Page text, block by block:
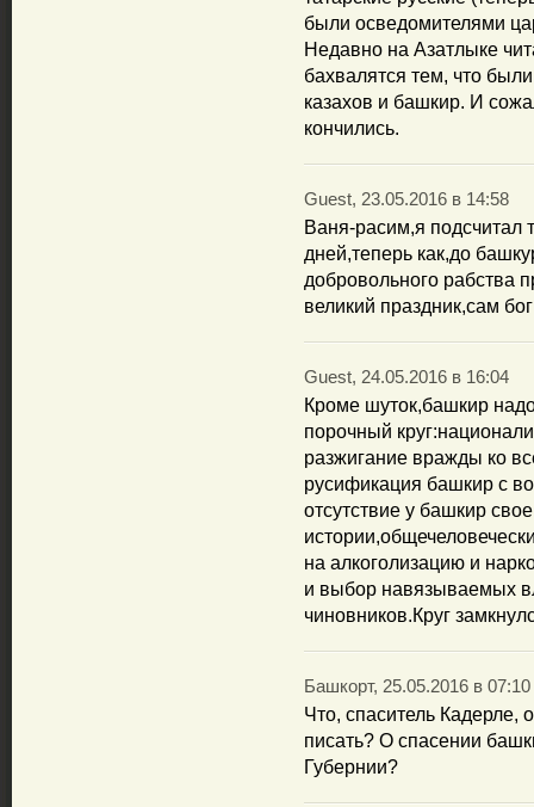
были осведомителями
Недавно на Азатлыке
бахвалятся тем, что
казахов и башкир. И
кончились.
Guest, 23.05.2016 в 14:58
Ваня-расим,я подсчитал
дней,теперь как,до
добровольного рабства
великий праздник,сам
Guest, 24.05.2016 в 16:04
Кроме шуток,башкир
порочный
разжигание вражды ко
русификация башкир с
отсутствие у башкир
на алкоголизацию и
и выбор навязываемых
чиновников.Круг
Башкорт, 25.05.2016 в 07:10
Что, спаситель Кадерле,
писать? О спасении
Губернии?